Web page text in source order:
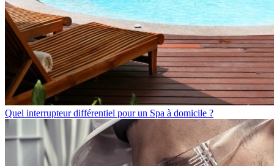
Quel interrupteur différentiel pour un Spa à domicile ?